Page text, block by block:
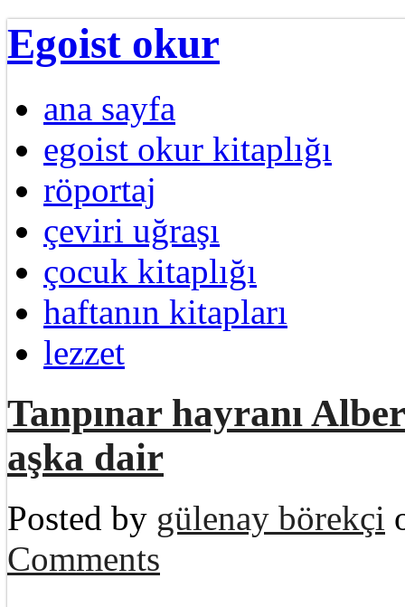
Egoist okur
ana sayfa
egoist okur kitaplığı
röportaj
çeviri uğraşı
çocuk kitaplığı
haftanın kitapları
lezzet
Tanpınar hayranı
aşka dair
Posted by gülenay börekçi
Comments